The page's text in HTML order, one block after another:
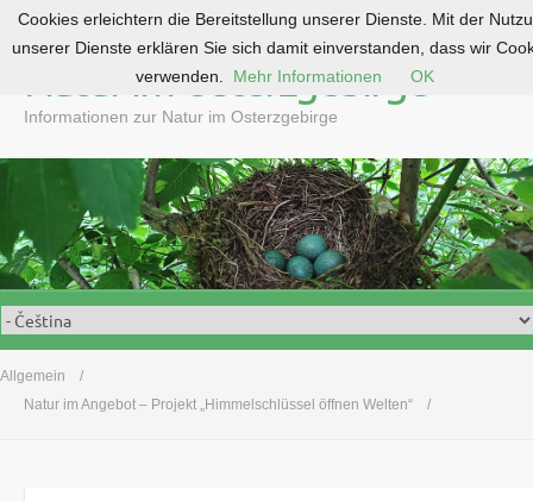
o
n
t
e
n
Natur im Osterzgebirge
Informationen zur Natur im Osterzgebirge
Allgemein
Natur im Angebot – Projekt „Himmelschlüssel öffnen Welten“
Cookies erleichtern die Bereitstellung unserer Dienste. Mit der
unserer Dienste erklären Sie sich damit einverstanden, dass wir
verwenden.
Mehr Informationen OK